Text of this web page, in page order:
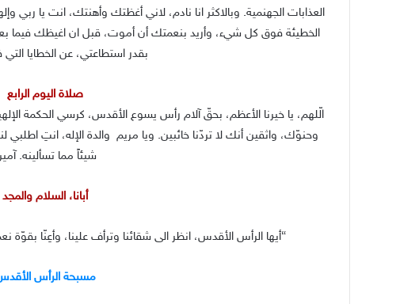
العذابات الجهنمية. وبالاكثر انا نادم، لاني أغظتك وأهنتك، انت يا
الخطيئة فوق كل شيء، وأريد بنعمتك أن أموت، قبل ان اغيظك
بقدر استطاعتي، عن الخطايا التي
صلاة اليوم الرابع
الّلهم، يا خيرنا الأعظم، بحقّ آلام رأس يسوع الأقدس، كرسي الحكمة
وحنوّك، واثقين أنك لا تردّنا خائبين. ويا مريم والدة الإله، انتِ
شيئاً مما تسألينه.
أبانا، السلام والمجد
“أيها الرأس الأقدس، انظر الى شقائنا وترأف علينا، وأعِنّا
مسبحة الرأس